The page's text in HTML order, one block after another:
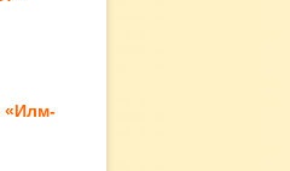
«Илм-